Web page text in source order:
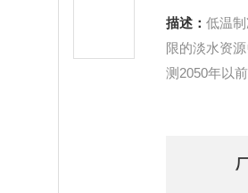
描述： 低温
限的淡水资
测2050年以